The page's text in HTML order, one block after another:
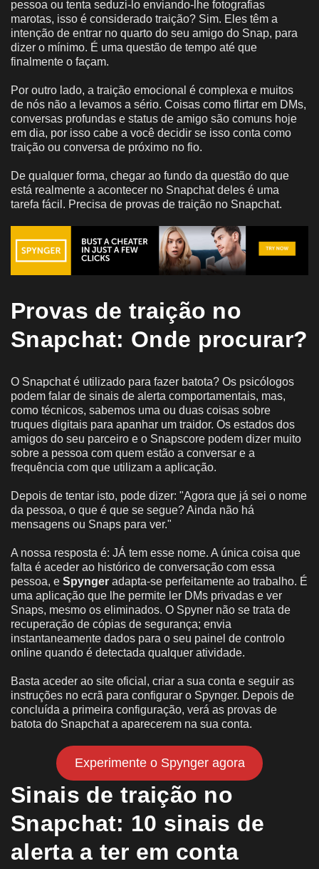
pessoa ou tenta seduzi-lo enviando-lhe fotografias
marotas, isso é considerado traição? Sim. Eles têm a
intenção de entrar no quarto do seu amigo do Snap, para
dizer o mínimo. É uma questão de tempo até que
finalmente o façam.
Por outro lado, a traição emocional é complexa e muitos
de nós não a levamos a sério. Coisas como flirtar em DMs,
conversas profundas e status de amigo são comuns hoje
em dia, por isso cabe a você decidir se isso conta como
traição ou conversa de próximo no fio.
De qualquer forma, chegar ao fundo da questão do que
está realmente a acontecer no Snapchat deles é uma
tarefa fácil. Precisa de provas de traição no Snapchat.
Provas de traição no
Snapchat: Onde procurar?
O Snapchat é utilizado para fazer batota? Os psicólogos
podem falar de sinais de alerta comportamentais, mas,
como técnicos, sabemos uma ou duas coisas sobre
truques digitais para apanhar um traidor. Os estados dos
amigos do seu parceiro e o Snapscore podem dizer muito
sobre a pessoa com quem estão a conversar e a
frequência com que utilizam a aplicação.
Depois de tentar isto, pode dizer: "Agora que já sei o nome
da pessoa, o que é que se segue? Ainda não há
mensagens ou Snaps para ver."
A nossa resposta é: JÁ tem esse nome. A única coisa que
falta é aceder ao histórico de conversação com essa
pessoa, e Spynger adapta-se perfeitamente ao trabalho. É
uma aplicação que lhe permite ler DMs privadas e ver
Snaps, mesmo os eliminados. O Spyner não se trata de
recuperação de cópias de segurança; envia
instantaneamente dados para o seu painel de controlo
online quando é detectada qualquer atividade.
Basta aceder ao site oficial, criar a sua conta e seguir as
instruções no ecrã para configurar o Spynger. Depois de
concluída a primeira configuração, verá as provas de
batota do Snapchat a aparecerem na sua conta.
Experimente o Spynger agora
Sinais de traição no
Snapchat: 10 sinais de
alerta a ter em conta